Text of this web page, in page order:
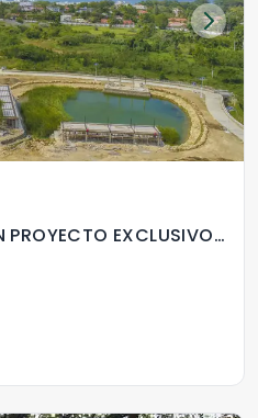
VENTA DE TERRENOS EN PROYECTO EXCLUSIVO EN PUERTO PLATA